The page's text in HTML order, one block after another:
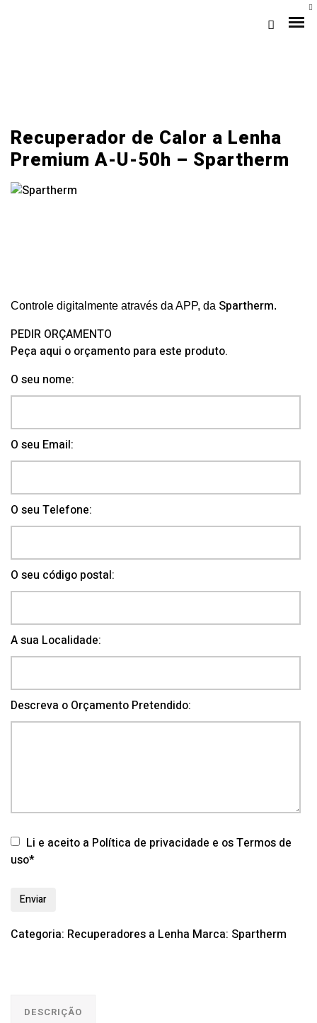
Pós-venda
Recuperador de Calor a Lenha
Premium A-U-50h – Spartherm
Controle digitalmente através da APP, da Spartherm.
PEDIR ORÇAMENTO
Peça aqui o orçamento para este produto.
O seu nome:
O seu Email:
O seu Telefone:
O seu código postal:
A sua Localidade:
Descreva o Orçamento Pretendido:
Li e aceito a Política de privacidade e os Termos de
uso*
Categoria: Recuperadores a Lenha Marca: Spartherm
DESCRIÇÃO